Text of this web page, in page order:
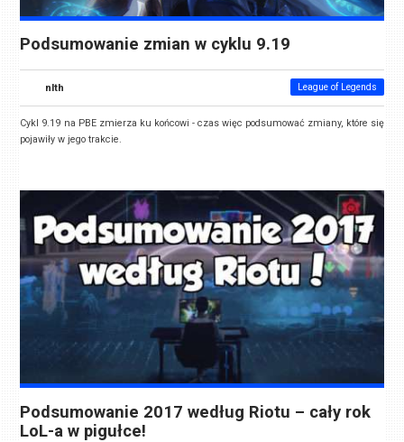
Podsumowanie zmian w cyklu 9.19
nlth League of Legends
Cykl 9.19 na PBE zmierza ku końcowi - czas więc podsumować zmiany, które się
pojawiły w jego trakcie.
Podsumowanie 2017 według Riotu – cały rok
LoL-a w pigułce!